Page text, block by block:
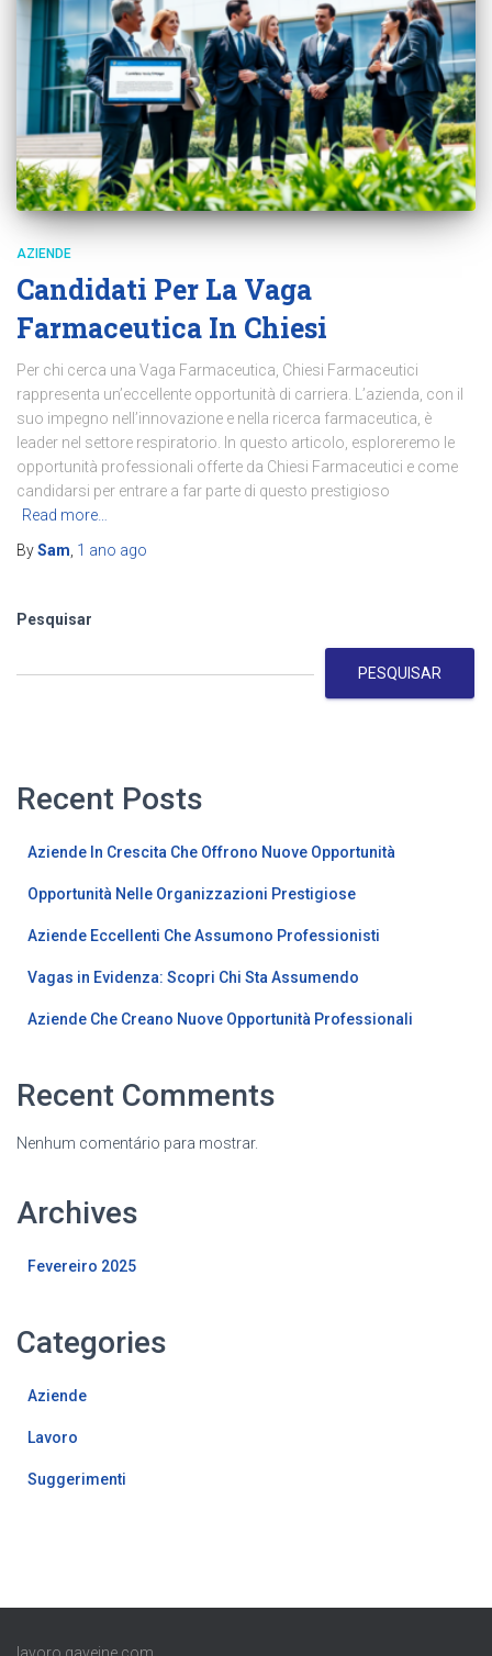
AZIENDE
Candidati Per La Vaga
Farmaceutica In Chiesi
Per chi cerca una Vaga Farmaceutica, Chiesi Farmaceutici
rappresenta un’eccellente opportunità di carriera. L’azienda, con il
suo impegno nell’innovazione e nella ricerca farmaceutica, è
leader nel settore respiratorio. In questo articolo, esploreremo le
opportunità professionali offerte da Chiesi Farmaceutici e come
candidarsi per entrare a far parte di questo prestigioso
Read more…
BySam, 1 ano ago
Pesquisar
PESQUISAR
Recent Posts
Aziende In Crescita Che Offrono Nuove Opportunità
Opportunità Nelle Organizzazioni Prestigiose
Aziende Eccellenti Che Assumono Professionisti
Vagas in Evidenza: Scopri Chi Sta Assumendo
Aziende Che Creano Nuove Opportunità Professionali
Recent Comments
Nenhum comentário para mostrar.
Archives
Fevereiro 2025
Categories
Aziende
Lavoro
Suggerimenti